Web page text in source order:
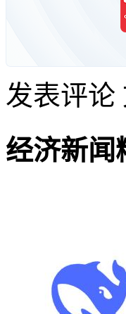
发表评论
经济新闻